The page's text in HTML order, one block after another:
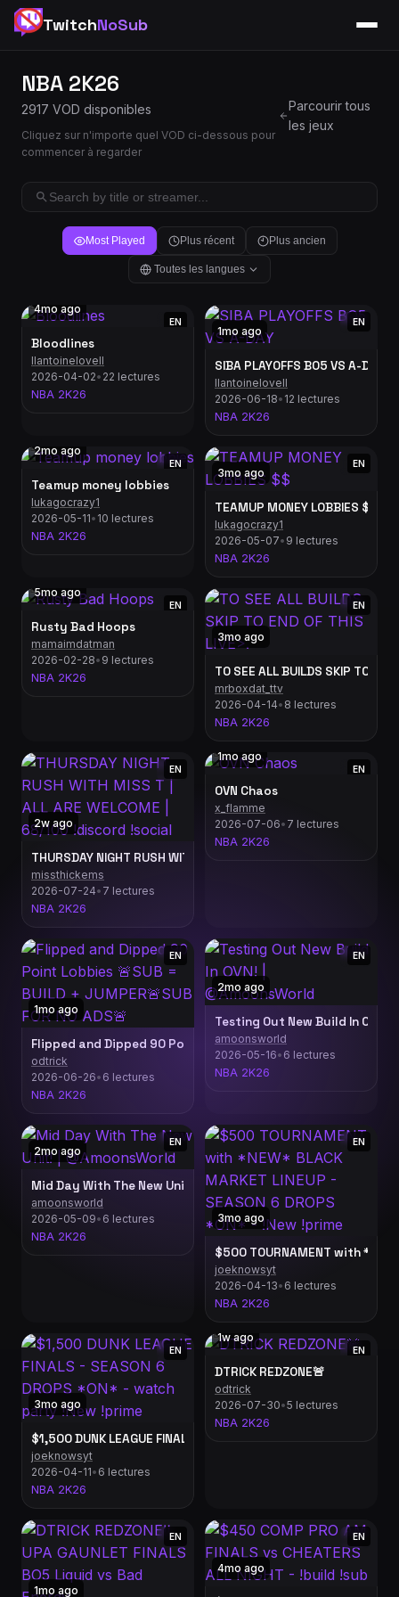
TwitchNoSub
NBA 2K26
2917 VOD disponibles
Cliquez sur n'importe quel VOD ci-dessous pour
commencer à regarder
Parcourir tous
les jeux
Most Played Plus récent Plus ancien
Toutes les langues
4mo ago
EN
Bloodlines
llantoinelovell
2026-04-02• 22 lectures
NBA 2K26
1mo ago
EN
SIBA PLAYOFFS BO5 VS A-DAY
llantoinelovell
2026-06-18• 12 lectures
NBA 2K26
2mo ago
EN
Teamup money lobbies
lukagocrazy1
2026-05-11• 10 lectures
NBA 2K26
3mo ago
EN
TEAMUP MONEY LOBBIES $$
lukagocrazy1
2026-05-07• 9 lectures
NBA 2K26
5mo ago
EN
Rusty Bad Hoops
mamaimdatman
2026-02-28• 9 lectures
NBA 2K26
3mo ago
EN
TO SEE ALL BUILDS SKIP TO
mrboxdat_ttv
2026-04-14• 8 lectures
NBA 2K26
2w ago
EN
THURSDAY NIGHT RUSH WITH MISS T | ALL ARE WELCOME |
missthickems
2026-07-24• 7 lectures
NBA 2K26
1mo ago
EN
OVN Chaos
x_flamme
2026-07-06• 7 lectures
NBA 2K26
1mo ago
EN
Flipped and Dipped 90 Point Lobbies 🚨SUB = BUILD +
odtrick
2026-06-26• 6 lectures
NBA 2K26
2mo ago
EN
Testing Out New Build In OVN!
amoonsworld
2026-05-16• 6 lectures
NBA 2K26
2mo ago
EN
Mid Day With The New Unit! | @AmoonsWorld
amoonsworld
2026-05-09• 6 lectures
NBA 2K26
3mo ago
EN
$500 TOURNAMENT with
joeknowsyt
2026-04-13• 6 lectures
NBA 2K26
3mo ago
EN
$1,500 DUNK LEAGUE FINALS - SEASON 6 DROPS *ON* -
joeknowsyt
2026-04-11• 6 lectures
NBA 2K26
1w ago
EN
DTRICK REDZONE🚨
odtrick
2026-07-30•5 lectures
NBA 2K26
1mo ago
EN
4mo ago
EN